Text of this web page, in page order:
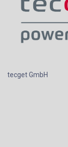
tecget GmbH